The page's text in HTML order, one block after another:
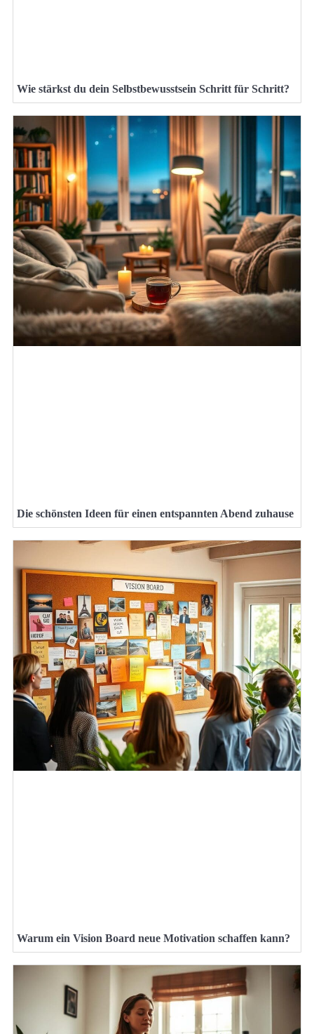
Wie stärkst du dein Selbstbewusstsein Schritt für Schritt?
Die schönsten Ideen für einen entspannten Abend zuhause
Warum ein Vision Board neue Motivation schaffen kann?